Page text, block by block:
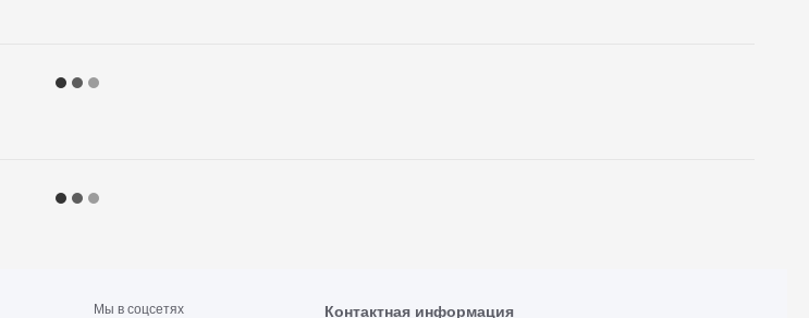
Мы в соцсетях Контактная информация